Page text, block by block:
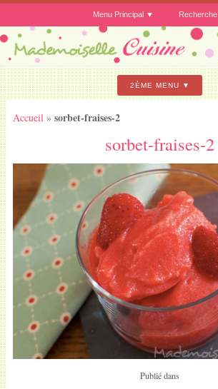
Menu Principal Recherche
2ÈME MENU
Accueil » sorbet-fraises-2
sorbet-fraises-2
Publié dans